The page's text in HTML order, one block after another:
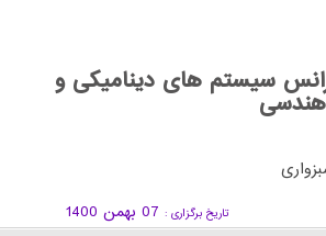
سيستم های ديناميکی و
تاریخ برگزاری :